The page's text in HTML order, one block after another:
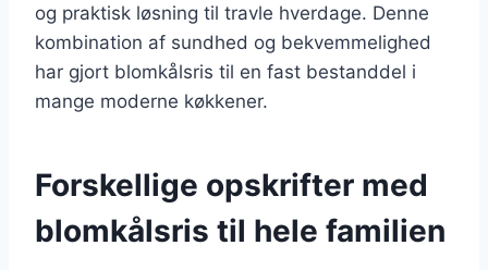
og praktisk løsning til travle hverdage. Denne
kombination af sundhed og bekvemmelighed
har gjort blomkålsris til en fast bestanddel i
mange moderne køkkener.
Forskellige opskrifter med
blomkålsris til hele familien